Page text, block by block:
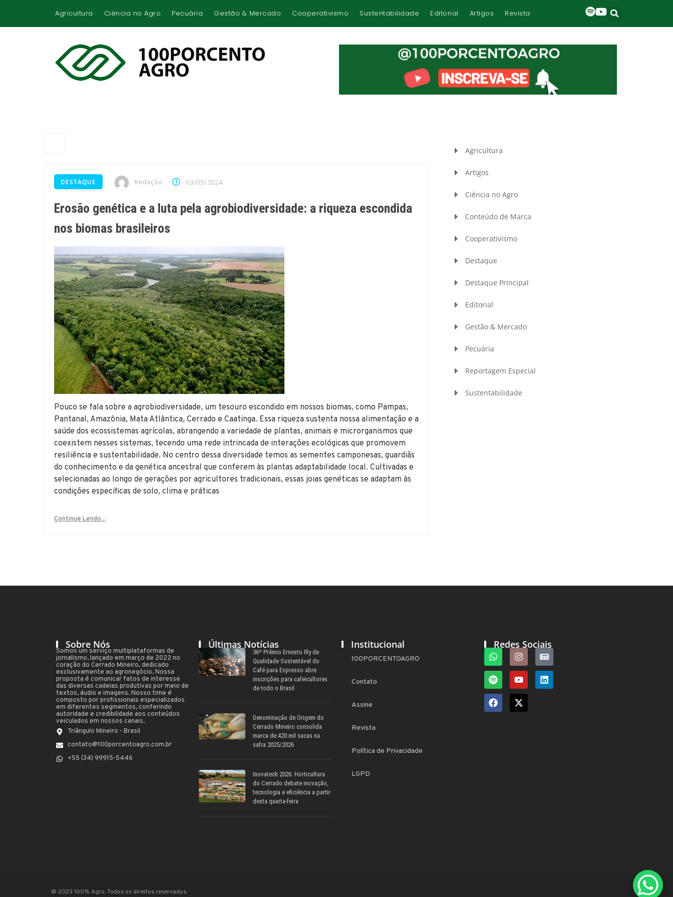
Agricultura Ciência no Agro Pecuária Gestão & Mercado Cooperativismo Sustentabilidade Editorial Artigos Revista
DESTAQUE Redação 03/05/2024
Erosão genética e a luta pela agrobiodiversidade: a riqueza escondida
nos biomas brasileiros
Pouco se fala sobre a agrobiodiversidade, um tesouro escondido em nossos biomas, como Pampas,
Pantanal, Amazônia, Mata Atlântica, Cerrado e Caatinga. Essa riqueza sustenta nossa alimentação e a
saúde dos ecossistemas agrícolas, abrangendo a variedade de plantas, animais e microrganismos que
coexistem nesses sistemas, tecendo uma rede intrincada de interações ecológicas que promovem
resiliência e sustentabilidade. No centro dessa diversidade temos as sementes camponesas, guardiãs
do conhecimento e da genética ancestral que conferem às plantas adaptabilidade local. Cultivadas e
selecionadas ao longo de gerações por agricultores tradicionais, essas joias genéticas se adaptam às
condições específicas de solo, clima e práticas
Continue Lendo...
Agricultura
Artigos
Ciência no Agro
Conteúdo de Marca
Cooperativismo
Destaque
Destaque Principal
Editorial
Gestão & Mercado
Pecuária
Reportagem Especial
Sustentabilidade
Sobre Nós
Somos um serviço multiplataformas de
jornalismo, lançado em março de 2022 no
coração do Cerrado Mineiro, dedicado
exclusivamente ao agronegócio. Nossa
proposta é comunicar fatos de interesse
das diversas cadeias produtivas por meio de
textos, áudio e imagens. Nosso time é
composto por profissionais especializados
em diferentes segmentos, conferindo
autoridade e credibilidade aos conteúdos
veiculados em nossos canais.
Triângulo Mineiro - Brasil
contato@100porcentoagro.com.br
+55 (34) 99915-5446
Últimas Notícias
36º Prêmio Ernesto Illy de
Qualidade Sustentável do
Café para Espresso abre
inscrições para cafeicultores
de todo o Brasil
Denominação de Origem do
Cerrado Mineiro consolida
marca de 420 mil sacas na
safra 2025/2026
Inovatech 2026: Horticultura
do Cerrado debate inovação,
tecnologia e eficiência a partir
desta quarta-feira
Institucional
100PORCENTOAGRO
Contato
Assine
Revista
Política de Privacidade
LGPD
Redes Sociais
© 2023 100% Agro. Todos os direitos reservados.